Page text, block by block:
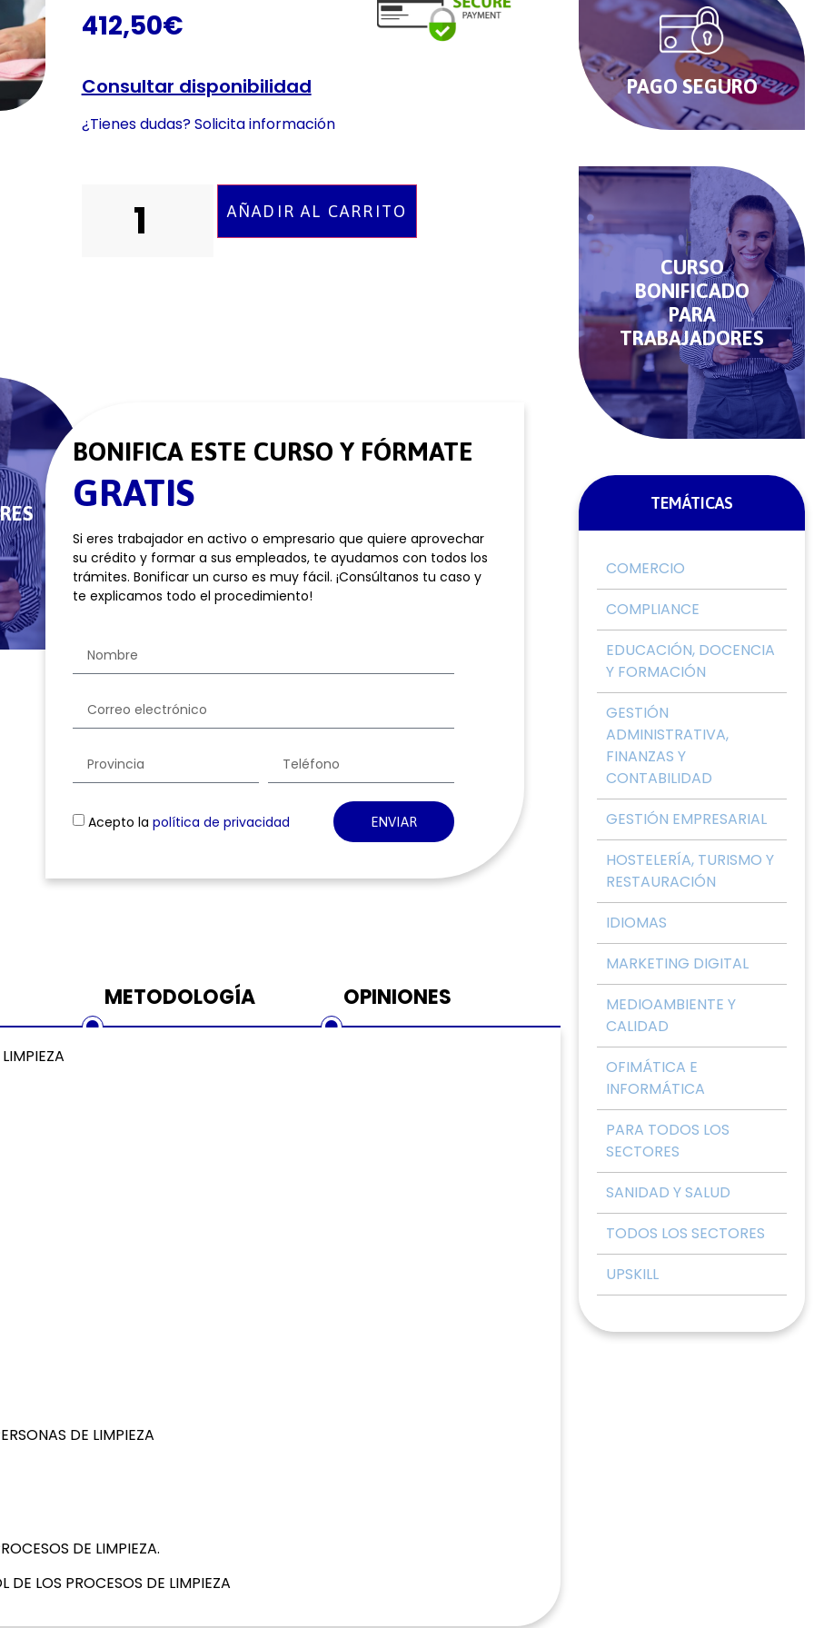
412,50€
Consultar disponibilidad
¿Tienes dudas? Solicita información
AÑADIR AL CARRITO
BONIFICA ESTE CURSO Y FÓRMATE
GRATIS
Si eres trabajador en activo o empresario que quiere aprovechar
su crédito y formar a sus empleados, te ayudamos con todos los
trámites. Bonificar un curso es muy fácil. ¡Consúltanos tu caso y
te explicamos todo el procedimiento!
Acepto la política de privacidad ENVIAR
METODOLOGÍA OPINIONES
DE LIMPIEZA
DE LIMPIEZA.
LOS PROCESOS DE LIMPIEZA
PAGO SEGURO
CURSO
BONIFICADO
PARA
TRABAJADORES
TEMÁTICAS
COMERCIO
COMPLIANCE
EDUCACIÓN, DOCENCIA
Y FORMACIÓN
GESTIÓN
ADMINISTRATIVA,
FINANZAS Y
CONTABILIDAD
GESTIÓN EMPRESARIAL
HOSTELERÍA, TURISMO Y
RESTAURACIÓN
IDIOMAS
MARKETING DIGITAL
MEDIOAMBIENTE Y
CALIDAD
OFIMÁTICA E
INFORMÁTICA
PARA TODOS LOS
SECTORES
SANIDAD Y SALUD
TODOS LOS SECTORES
UPSKILL